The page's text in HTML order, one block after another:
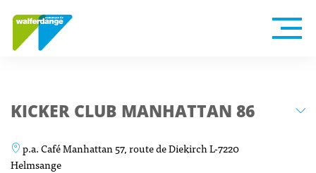
KICKER CLUB MANHATTAN 86
p.a. Café Manhattan 57, route de Diekirch L-7220
Helmsange